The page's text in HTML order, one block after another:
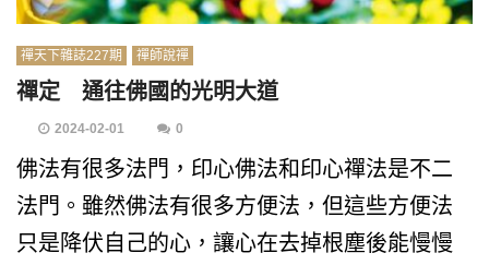
禪天下雜誌227期 禪師說禪
禪定 通往佛國的光明大道
2024-02-01 0
佛法有很多法門，印心佛法和印心禪法是不二
法門。雖然佛法有很多方便法，但這些方便法
只是降伏自己的心，讓心在去掉根塵後能慢慢